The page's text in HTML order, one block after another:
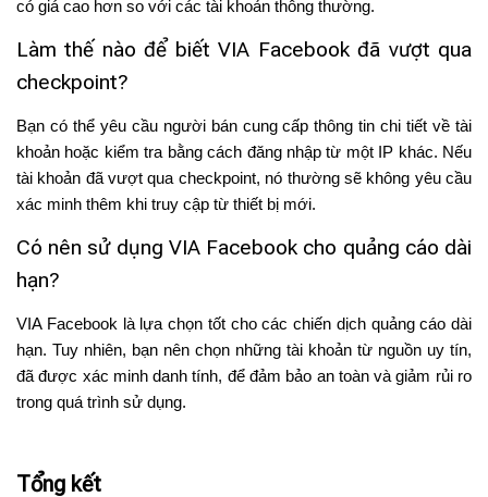
có giá cao hơn so với các tài khoản thông thường.
Làm thế nào để biết VIA Facebook đã vượt qua
checkpoint?
Bạn có thể yêu cầu người bán cung cấp thông tin chi tiết về tài
khoản hoặc kiểm tra bằng cách đăng nhập từ một IP khác. Nếu
tài khoản đã vượt qua checkpoint, nó thường sẽ không yêu cầu
xác minh thêm khi truy cập từ thiết bị mới.
Có nên sử dụng VIA Facebook cho quảng cáo dài
hạn?
VIA Facebook là lựa chọn tốt cho các chiến dịch quảng cáo dài
hạn. Tuy nhiên, bạn nên chọn những tài khoản từ nguồn uy tín,
đã được xác minh danh tính, để đảm bảo an toàn và giảm rủi ro
trong quá trình sử dụng.
Tổng kết